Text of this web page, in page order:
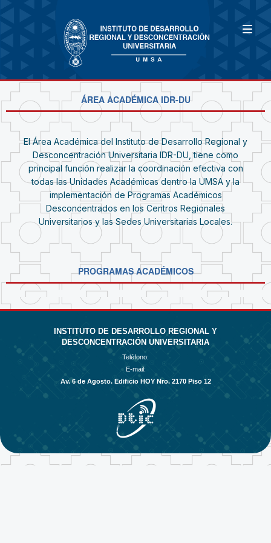
ÁREA ACADÉMICA IDR-DU
El Área Académica del Instituto de Desarrollo Regional y
Desconcentración Universitaria IDR-DU, tiene como
principal función realizar la coordinación efectiva con
todas las Unidades Académicas dentro la UMSA y la
implementación de Programas Académicos
Desconcentrados en los Centros Regionales
Universitarios y las Sedes Universitarias Locales.
PROGRAMAS ACADÉMICOS
INSTITUTO DE DESARROLLO REGIONAL Y
DESCONCENTRACIÓN UNIVERSITARIA
Teléfono:
E-mail:
Av. 6 de Agosto. Edificio HOY Nro. 2170 Piso 12